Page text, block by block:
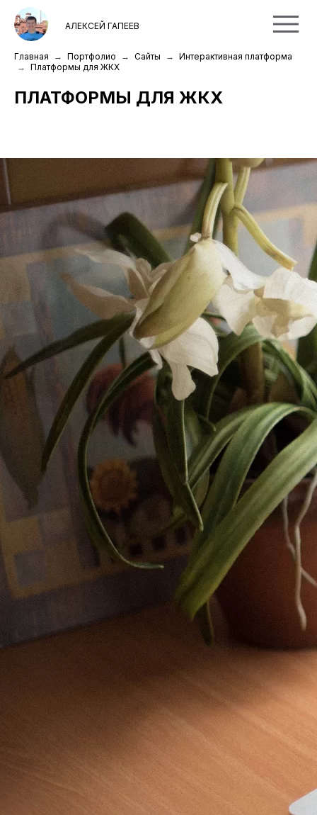
АЛЕКСЕЙ ГАПЕЕВ
Главная Портфолио Сайты
Интерактивная платформа
Платформы для ЖКХ
ПЛАТФОРМЫ ДЛЯ ЖКХ